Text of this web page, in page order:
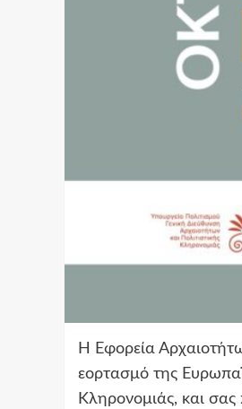
Η Εφορεία
εορτασμό της
Κληρονομιάς, και